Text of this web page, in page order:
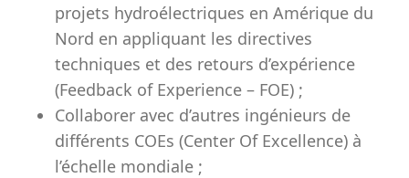
projets hydroélectriques en Amérique du
Nord en appliquant les directives
techniques et des retours d’expérience
(Feedback of Experience – FOE) ;
Collaborer avec d’autres ingénieurs de
différents COEs (Center Of Excellence) à
l’échelle mondiale ;